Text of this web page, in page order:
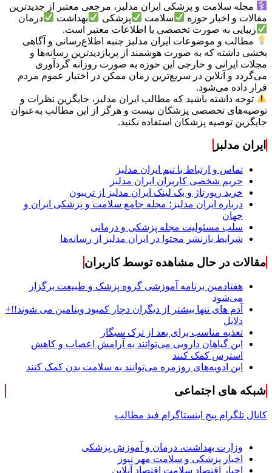
مجله سلامت و پزشکی ایران مدلبز، مرجعی معتبر از جدیدترین
مقالات و اخبار حوزه
سلامت پزشکی بهداشت
درمان
زیبایی به صورت تخصصی با اطلاعات معتبر است.
مطالب و موضوعات ایران مدلبز جنبه اطلاع‌رسانی و آگاهی
بخشی داشته که به صورت هوشمند از پربازدیدترین رسانه‌ها و
مجلات ایرانی و خارجی این حوزه به صورت روزانه گردآوری
می‌گردد و آنلاین در سریع‌ترین زمان ممکن در اختیار عموم مردم
قرار داده می‌شود.
توجه داشته باشید که مطالب ایران مدلبز، جایگزین نظرات و
توصیه‌های تخصصی پزشکان نیست و هرگز از این مطالب به‌عنوان
جایگزین توصیه پزشکان استفاده نکنید.
ایران مدلبز
تماس و ارتباط با تیم ایران مدلبز
حریم شخصی کاربران ایران مدلبز
خرید رپورتاژ و بک لینک ایران مدلبز از تریبون
درباره ایران مدلبز؛ مجله جامع سلامت و پزشکی ایران و
جهان
سلب مسئولیت مجله پزشکی و درمانی
شرایط بازنشر محتوا در ایران مدلبز از رسانه‌ها
مقالات در حال مشاهده توسط کاربران
هفتادمین برنامه آموزشی گروه پزشک و طبیعت برگزار
می‌شود
آدم های تنها بیشتر از دیگران دچار کمبود ویتامین می شوند!!+
دلایل
تغذیه مناسب برای بعد از ترک سیگار
این گیاهان دارویی می‌توانند به آرامش اعصاب و کاهش
استرس کمک کنند
این ادویه‌های روزمره می‌توانند به سلامت بدن کمک کنند
شبکه های اجتماعی
کانال تلگرام پیج اینستاگرام فید مطالب
وزارت بهداشت، درمان و آموزش پزشکی
اخبار پزشکی و سلامت مهر نیوز
اخبار اقتصاد سلامت اقتصاد آنلاین